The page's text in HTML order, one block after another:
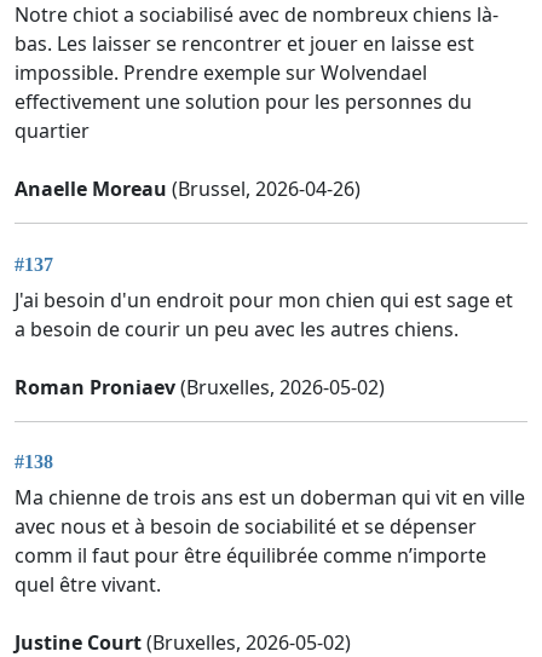
Notre chiot a sociabilisé avec de nombreux chiens là-
bas. Les laisser se rencontrer et jouer en laisse est
impossible. Prendre exemple sur Wolvendael
effectivement une solution pour les personnes du
quartier
Anaelle Moreau (Brussel, 2026-04-26)
#137
J'ai besoin d'un endroit pour mon chien qui est sage et
a besoin de courir un peu avec les autres chiens.
Roman Proniaev(Bruxelles, 2026-05-02)
#138
Ma chienne de trois ans est un doberman qui vit en ville
avec nous et à besoin de sociabilité et se dépenser
comm il faut pour être équilibrée comme n’importe
quel être vivant.
Justine Court(Bruxelles, 2026-05-02)